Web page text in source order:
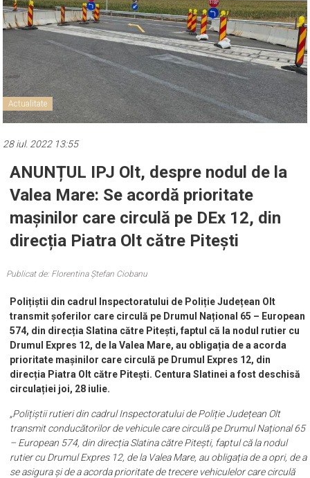
Actualitate
28 iul. 2022 13:55
ANUNȚUL IPJ Olt, despre nodul de la
Valea Mare: Se acordă prioritate
mașinilor care circulă pe DEx 12, din
direcția Piatra Olt către Pitești
Publicat de: Florentina Ștefan Ciobanu
Polițiștii din cadrul Inspectoratului de Poliție Județean Olt
transmit șoferilor care circulă pe Drumul Național 65 – European
574, din direcția Slatina către Pitești, faptul că la nodul rutier cu
Drumul Expres 12, de la Valea Mare, au obligația de a acorda
prioritate mașinilor care circulă pe Drumul Expres 12, din
direcția Piatra Olt către Pitești. Centura Slatinei a fost deschisă
circulației joi, 28 iulie.
„Polițiștii rutieri din cadrul Inspectoratului de Poliție Județean Olt
transmit conducătorilor de vehicule care circulă pe Drumul Național 65
– European 574, din direcția Slatina către Pitești, faptul că la nodul
rutier cu Drumul Expres 12, de la Valea Mare, au obligația de a opri, de a
se asigura și de a acorda prioritate de trecere vehiculelor care circulă